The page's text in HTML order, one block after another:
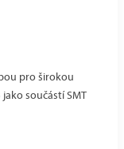
pro širokou
součástí SMT